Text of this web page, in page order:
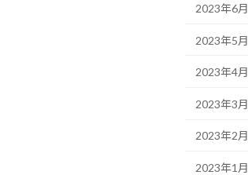
2023年6月
2023年5月
2023年4月
2023年3月
2023年2月
2023年1月